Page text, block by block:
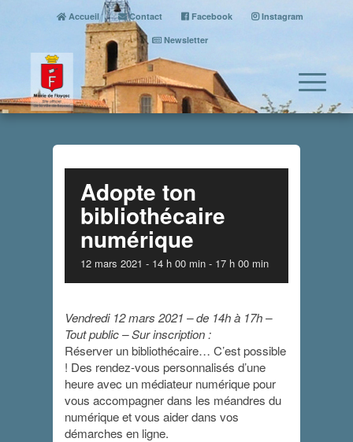
Accueil Contact Facebook
Instagram
Newsletter
Adopte ton
bibliothécaire
numérique
12 mars 2021 - 14 h 00 min - 17 h 00 min
Vendredi 12 mars 2021 – de 14h à 17h –
Tout public – Sur inscription :
Réserver un bibliothécaire… C’est possible
! Des rendez-vous personnalisés d’une
heure avec un médiateur numérique pour
vous accompagner dans les méandres du
numérique et vous aider dans vos
démarches en ligne.